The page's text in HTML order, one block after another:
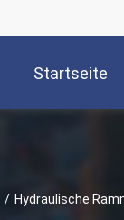
Startseite
/ Hydraulische